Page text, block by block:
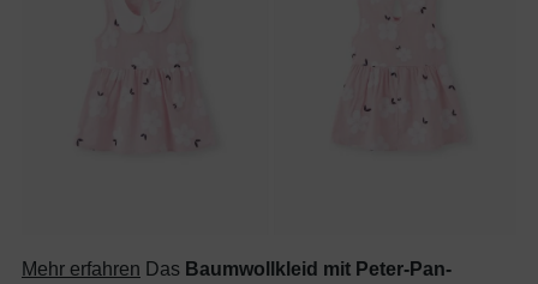
Mehr erfahren Das Baumwollkleid mit Peter-Pan-